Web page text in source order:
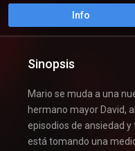
Info
Sinopsis
Mario se muda a una
hermano mayor David,
episodios de ansiedad
está tomando una